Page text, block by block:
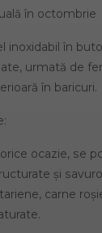
în octombrie
inoxidabil în
urmată de
în baricuri.
ocazie, se
și
carne